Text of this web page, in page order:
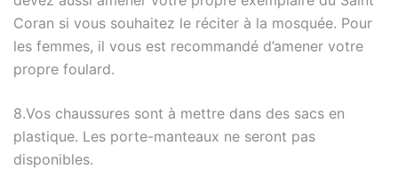
Coran si vous souhaitez le réciter à la mosquée. Pour
les femmes, il vous est recommandé d’amener votre
propre foulard.
8.Vos chaussures sont à mettre dans des sacs en
plastique. Les porte-manteaux ne seront pas
disponibles.